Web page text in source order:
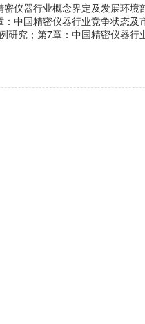
密仪器行业概念界定及发展环
：中国精密仪器行业竞争状态
研究；第7章：中国精密仪器行